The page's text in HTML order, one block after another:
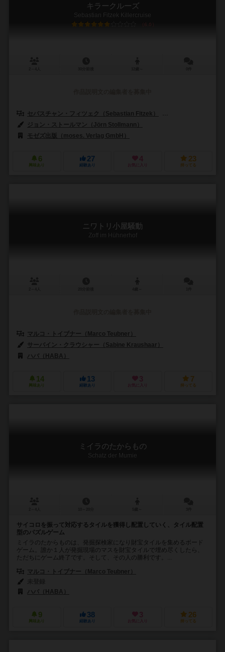
キラークルーズ
Sebastian Fitzek Killercruise
6.0
セバスチャン・フィツェク（Sebastian Fitzek）
ジョン・ストールマン（Jörn Stollmann）
モゼズ出版（moses. Verlag GmbH）
6
興味あり
27
経験あり
4
お気に入り
23
持ってる
ニワトリ小屋騒動
Zoff im Hühnerhof
マルコ・トイブナー（Marco Teubner）
サーバイン・クラウシャー（Sabine Kraushaar）
ハバ（HABA）
14
興味あり
13
経験あり
3
お気に入り
7
持ってる
ミイラのたからもの
Schatz der Mumie
サイコロを振って対応するタイルを獲得し配置していく、タイル配置
型のパズルゲーム
ミイラのたからものは、発掘探検家になり財宝タイルを集めるボード
ゲーム。誰か１人が発掘現場のマスを財宝タイルで埋め尽くしたら、
ただちにゲーム終了です。そして、その人の勝利です。...
マルコ・トイブナー（Marco Teubner）
ハバ（HABA）
9
興味あり
38
経験あり
3
お気に入り
26
持ってる